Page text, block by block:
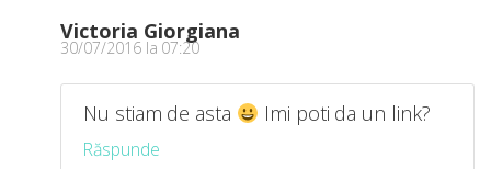
Victoria Giorgiana
30/07/2016 la 07:20
Nu stiam de asta Imi poti da un link?
Răspunde